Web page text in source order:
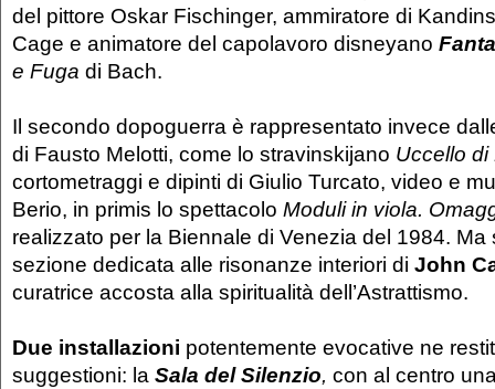
del pittore Oskar Fischinger, ammiratore di
Cage e animatore del capolavoro disneyano
e Fuga di Bach.
Il secondo dopoguerra è rappresentato invece
di Fausto Melotti, come lo stravinskijano Uccello di
cortometraggi e dipinti di Giulio Turcato, video e
Berio, in primis lo spettacolo Moduli in viola.
realizzato per la Biennale di Venezia del 1984. Ma
sezione dedicata alle risonanze interiori di John
curatrice accosta alla spiritualità dell’Astrattismo.
Due installazioni potentemente evocative ne
suggestioni: la Sala del Silenzio, con al centro